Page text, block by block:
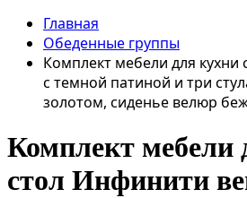
Главная
Обеденные группы
Комплект мебели для кухни
с темной патиной и три
золотом, сиденье велюр
Комплект мебели
стол Инфинити